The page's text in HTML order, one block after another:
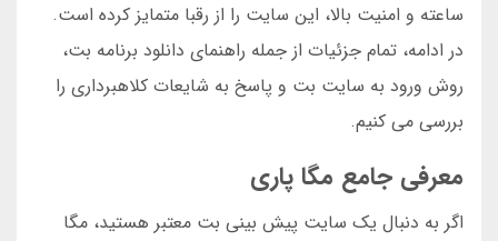
ساعته و امنیت بالا، این سایت را از رقبا متمایز کرده است.
در ادامه، تمام جزئیات از جمله راهنمای دانلود برنامه بت،
روش ورود به سایت بت و پاسخ به شایعات کلاهبرداری را
بررسی می کنیم.
معرفی جامع مگا پاری
اگر به دنبال یک سایت پیش بینی بت معتبر هستید، مگا